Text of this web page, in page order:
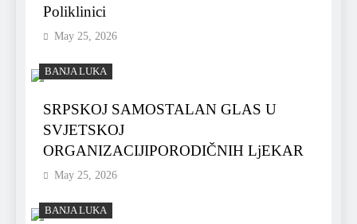
Poliklinici
May 25, 2026
BANJA LUKA
SRPSKOJ SAMOSTALAN GLAS U
SVJETSKOJ
ORGANIZACIJIPORODIČNIH LjEKAR
May 25, 2026
BANJA LUKA